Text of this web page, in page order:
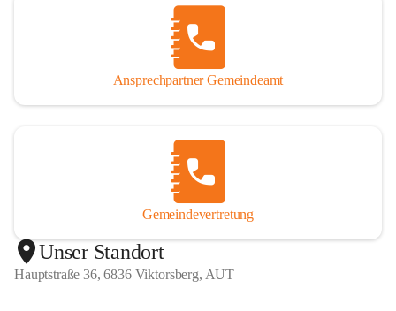
Ansprechpartner Gemeindeamt
Gemeindevertretung
Unser Standort
Hauptstraße 36, 6836 Viktorsberg, AUT